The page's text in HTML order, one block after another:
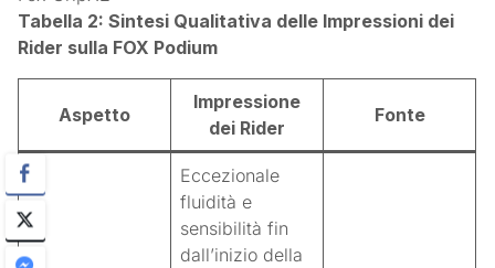
Tabella 2: Sintesi Qualitativa delle Impressioni dei
Rider sulla FOX Podium
Aspetto
Impressione
dei Rider
Fonte
Eccezionale
fluidità e
sensibilità fin
dall’inizio della